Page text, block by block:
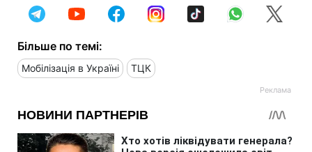
Більше по темі:
Мобілізація в Україні ТЦК